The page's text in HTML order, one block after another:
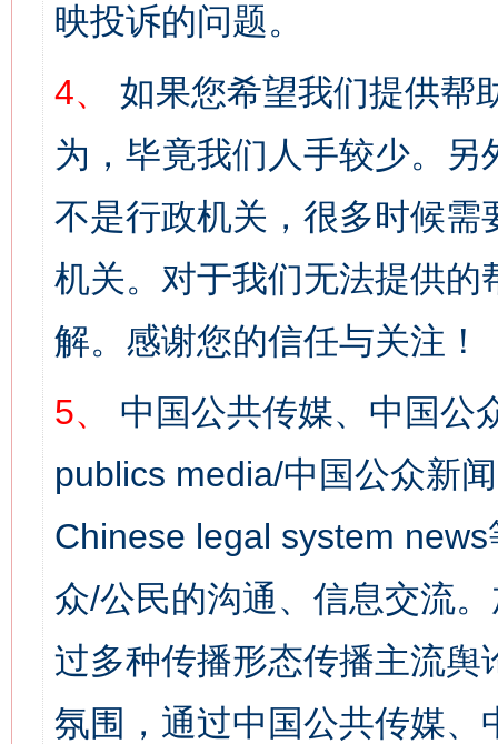
映投诉的问题。
4、
如果您希望我们提供帮
为，毕竟我们人手较少。
不是行政机关，很多时候
机关。对于我们无法提供
解。感谢您的信任与关注！
5、
中国公共传媒、中国公
publics media/中国公众新
Chinese legal system
众/公民的沟通、信息交流
过多种传播形态传播主流
氛围，通过中国公共传媒